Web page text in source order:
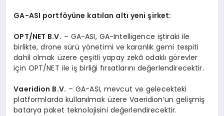
GA-ASI portföyüne katılan altı yeni şirket:
OPT/NET B.V. – GA-ASI, GA-Intelligence iştiraki ile
birlikte, drone sürü yönetimi ve karanlık gemi tespiti
dahil olmak üzere çeşitli yapay zekâ odaklı görevler
için OPT/NET ile iş birliği fırsatlarını değerlendirecektir.
Vaeridion B.V. – GA-ASI, mevcut ve gelecekteki
platformlarda kullanılmak üzere Vaeridion’un gelişmiş
batarya paket teknolojisini değerlendirecektir.